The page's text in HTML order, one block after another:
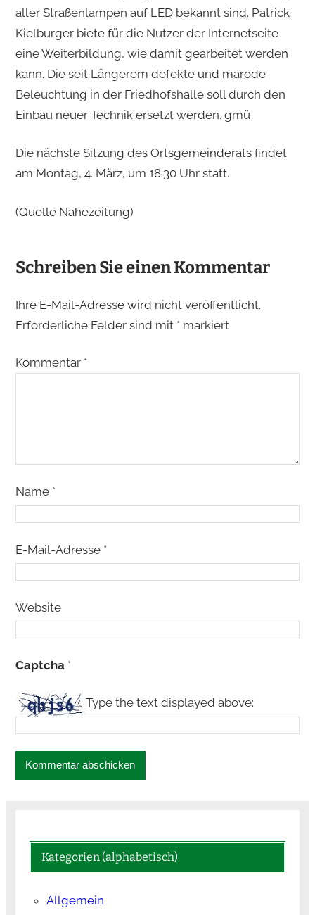
aller Straßen­lampen auf LED bekannt sind. Patrick
Kielburger biete für die Nutzer der Internetseite
eine Weiterbildung, wie damit gearbeitet werden
kann. Die seit Längerem defekte und marode
Beleuchtung in der Friedhofshalle soll durch den
Einbau neuer Technik ersetzt werden. gmü
Die nächste Sit­zung des Ortsgemeinderats findet
am Mon­tag, 4. März, um 18.30 Uhr statt.
(Quelle Nahezeitung)
Schreiben Sie einen Kommentar
Ihre E-Mail-Adresse wird nicht veröffentlicht.
Erforderliche Felder sind mit *markiert
Kommentar *
Name *
E-Mail-Adresse *
Website
Captcha *
Type the text displayed above:
Kategorien (alphabetisch)
Allgemein